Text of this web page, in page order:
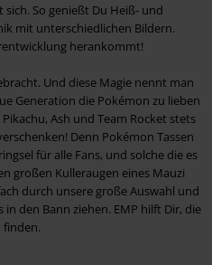
So genießt Du Heiß- und
mit unterschiedlichen Bildern.
herankommt!
Und diese Magie nennt man
Generation die Pokémon zu lieben
Ash und Team Rocket stets
Denn Pokémon Tassen
für alle Fans, und solche die es
großen Kulleraugen eines Mauzi
durch unsere große Auswahl und
in den Bann ziehen. EMP hilft Dir, die
finden.